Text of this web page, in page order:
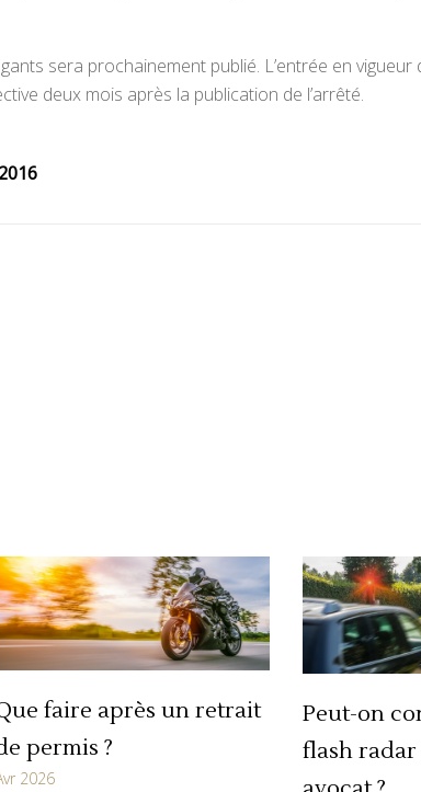
sera prochainement publié. L’entrée en vigueur
deux mois après la publication de l’arrêté.
faire après un retrait
permis ?
2026
Peut-on
flash